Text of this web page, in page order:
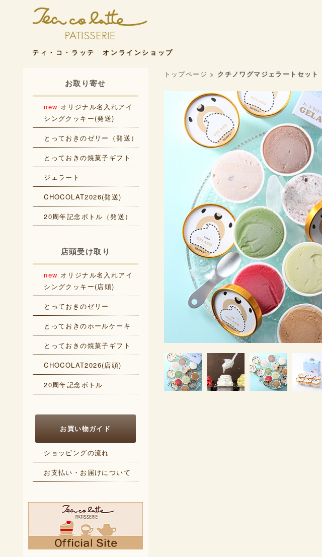
ティ・コ・ラッテ オンラインショップ
お取り寄せ
new オリジナル名入れアイ
シングクッキー(発送)
とっておきのゼリー（発送）
とっておきの焼菓子ギフト
ジェラート
CHOCOLAT2026(発送)
20周年記念ボトル（発送）
店頭受け取り
new オリジナル名入れアイ
シングクッキー(店頭)
とっておきのゼリー
とっておきのホールケーキ
とっておきの焼菓子ギフト
CHOCOLAT2026(店頭)
20周年記念ボトル
お買い物ガイド
ショッピングの流れ
お支払い・お届けについて
トップページ > クチノワグマジェラートセット